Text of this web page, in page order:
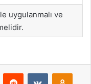
uygulanmalı ve
Reddit VKontakte